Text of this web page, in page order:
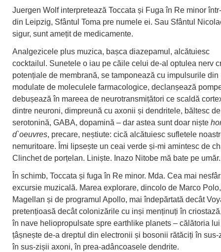
Juergen Wolf interpretează Toccata și Fuga în Re minor
din Leipzig, Sfântul Toma pre numele ei. Sau Sfântul
sigur, sunt amețit de medicamente.
Analgezicele plus muzica, bașca diazepamul, alcătuiesc
cocktailul. Sunetele o iau pe căile celui de-al optulea nerv
potențiale de membrană, se tamponează cu impulsurile
modulate de moleculele farmacologice, declanșează
debușează în mareea de neurotransmițători ce scaldă
dintre neuroni, dimpreună cu axonii și dendritele, băltesc
serotonină, GABA, dopamină – dar astea sunt doar niște
d`oeuvres, precare, neștiute: cică alcătuiesc sufletele
nemuritoare. Îmi lipsește un ceai verde și-mi amintesc de
Clinchet de porțelan. Liniște. Inazo Nitobe mă bate pe umăr.
În schimb, Toccata și fuga în Re minor. Mda. Cea mai
excursie muzicală. Marea explorare, dincolo de Marco
Magellan și de programul Apollo, mai îndepărtată decât
pretențioasă decât colonizările cu inși menținuți în
în nave heliopropulsate spre earthlike planets – călătoria
țâșnește de-a dreptul din electronii și bosonii rătăciți în
în sus-zișii axoni, în prea-adâncoasele dendrite.